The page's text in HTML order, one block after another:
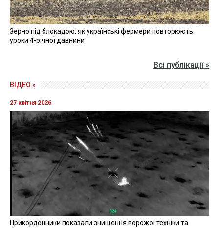
Зерно під блокадою: як українські фермери повторюють
уроки 4-річної давнини
Всі публікації »
ВІДЕО »
27 квітня 2026
Прикордонники показали знищення ворожої техніки та